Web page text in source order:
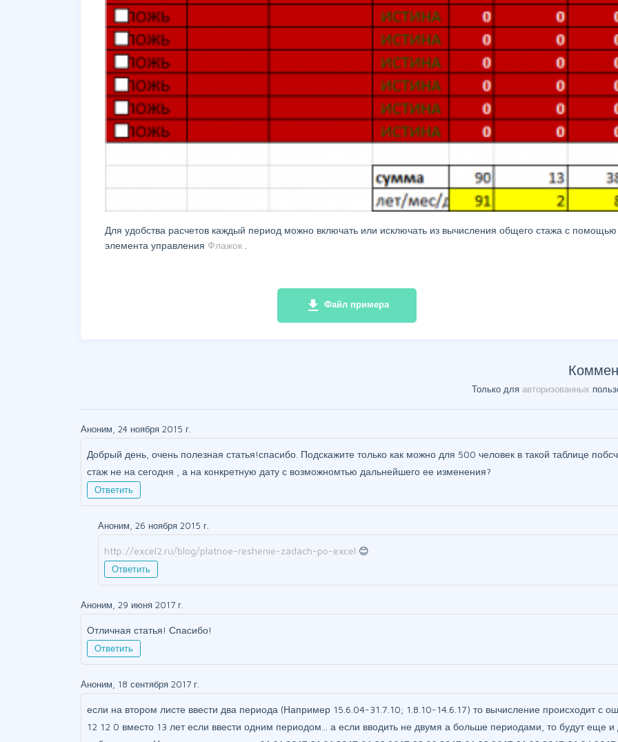
Для удобства расчетов каждый период можно включать или исключать из вычисления общего стажа с помощью
элемента управления Флажок
file_download Файл примера
Только для авторизованных
Аноним, 24 ноября 2015 г.
Добрый день, очень полезная статья!спасибо. Подскажите только как можно для 500 человек в такой таблице
стаж не на сегодня , а на конкретную дату с возможномтью дальнейшего ее изменения?
Ответить
Аноним, 26 ноября 2015 г.
http://excel2.ru/blog/platnoe-reshenie-zadach-po-excel 😊
Ответить
Аноним, 29 июня 2017 г.
Отличная статья! Спасибо!
Ответить
Аноним, 18 сентября 2017 г.
если на втором листе ввести два периода (Например 15.6.04-31.7.10; 1.8.10-14.6.17) то вычисление происходит с
12 12 0 вместо 13 лет если ввести одним периодом... а если вводить не двумя а больше периодами, то будут еще и